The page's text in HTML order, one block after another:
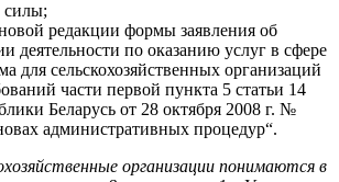
силы;
редакции формы заявления об
деятельности по оказанию услуг в сфере
для сельскохозяйственных организаций
части первой пункта 5 статьи 14
Беларусь от 28 октября 2008 г. №
административных процедур“.
организации понимаются в